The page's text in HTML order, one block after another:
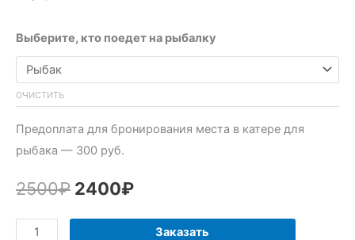
Выберите, кто поедет на рыбалку
ОЧИСТИТЬ
Предоплата для бронирования места в катере для
рыбака — 300 руб.
2500₽ Первоначальная
цена
2400₽Текущая
цена:
Количество
Заказать